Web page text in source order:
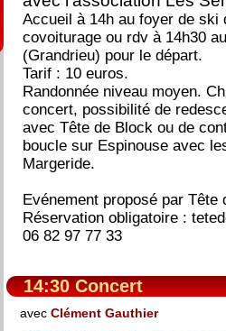
Accueil à 14h au foyer de ski
covoiturage ou rdv à 14h30
(Grandrieu) pour le départ.
Tarif : 10 euros.
Randonnée niveau moyen.
concert, possibilité de
avec Tête de Block ou de
boucle sur Espinouse avec
Margeride.
Evénement proposé par Tête
Réservation obligatoire :
06 82 97 77 33
14:30 Concert
avecClément Gauthier